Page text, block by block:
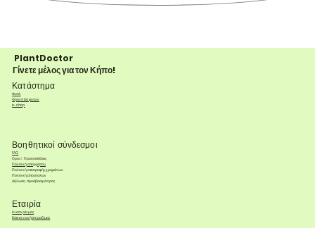
PlantDoctor
Γίνετε μέλος για τον Κήπο!
Κατάστημα
Φυτά
Φροντίδα φυτών
e-shop
Βοηθητικοί σύνδεσμοι
FAQ
Όροι & Προϋποθέσεις
Πολιτική απορρήτου
Πολιτική επιστροφής χρημάτων
Πολιτική αποστολών
Δήλωση προσβασιμότητας
Εταιρία
Η ιστορία μας
Επικοινωνήστε μαζί μας